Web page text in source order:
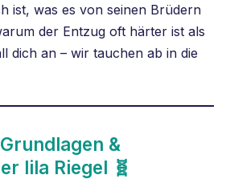
ist, was es von seinen Brüdern
der Entzug oft härter ist als
dich an – wir tauchen ab in die
&
lila Riegel 🧬